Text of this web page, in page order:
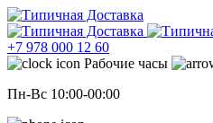
+7 978 000 12 60
Рабочие часы
Пн-Вс 10:00-00:00